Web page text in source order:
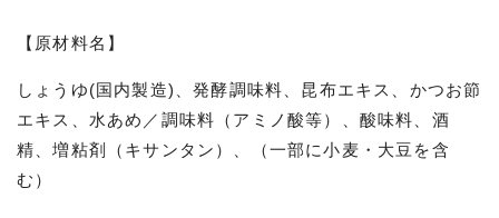
【原材料名】
しょうゆ(国内製造)、発酵調味料、昆布エキス、かつお節
エキス、水あめ／調味料（アミノ酸等）、酸味料、酒
精、増粘剤（キサンタン）、（一部に小麦・大豆を含
む）